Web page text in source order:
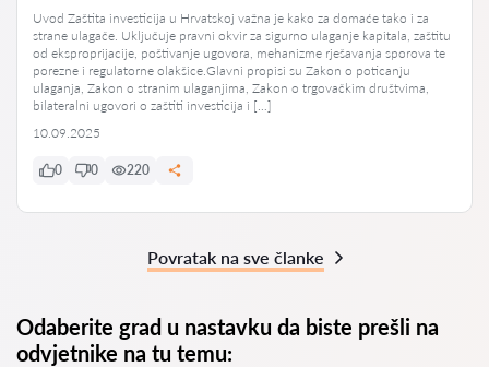
Uvod Zaštita investicija u Hrvatskoj važna je kako za domaće tako i za
strane ulagače. Uključuje pravni okvir za sigurno ulaganje kapitala, zaštitu
od eksproprijacije, poštivanje ugovora, mehanizme rješavanja sporova te
porezne i regulatorne olakšice.Glavni propisi su Zakon o poticanju
ulaganja, Zakon o stranim ulaganjima, Zakon o trgovačkim društvima,
bilateralni ugovori o zaštiti investicija i […]
10.09.2025
0 0 220
Povratak na sve članke
Odaberite grad u nastavku da biste prešli na
odvjetnike na tu temu: